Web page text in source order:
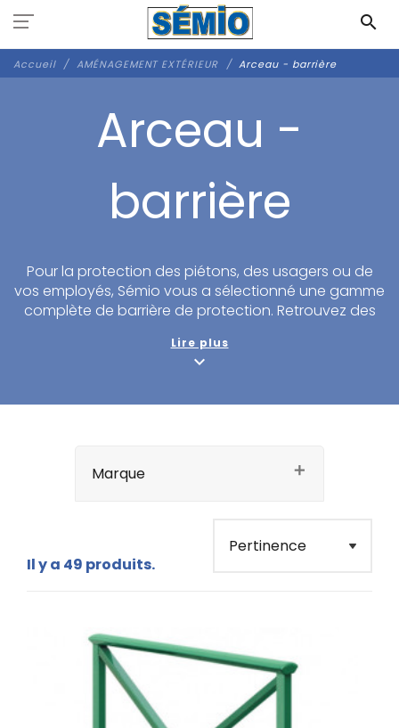
search
Accueil AMÉNAGEMENT EXTÉRIEUR Arceau - barrière
Arceau -
barrière
Pour la protection des piétons, des usagers ou de
vos employés, Sémio vous a sélectionné une gamme
complète de barrière de protection. Retrouvez des
établissements scolaires ; des étriers de protection
pour vos bâtiments et mobilier urbain ; des barrières
personnes.
Lire plus
expand_more
Marque
Il y a 49 produits.
Panneau de gestion des cookies